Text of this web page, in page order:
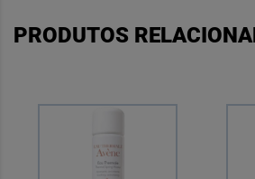
PRODUTOS